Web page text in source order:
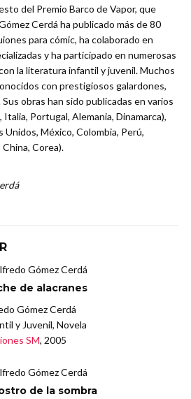
del Premio Barco de Vapor, que
Cerdá ha publicado más de 80
para cómic, ha colaborado en
y ha participado en numerosas
la literatura infantil y juvenil. Muchos
con prestigiosos galardones,
obras han sido publicadas en varios
Italia, Portugal, Alemania, Dinamarca),
Unidos, México, Colombia, Perú,
Corea).
de alacranes
Gómez Cerdá
y Juvenil, Novela
SM, 2005
de la sombra